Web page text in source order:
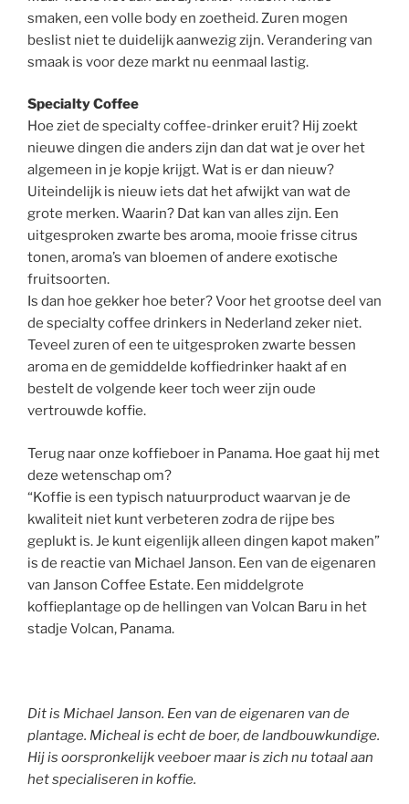
smaken, een volle body en zoetheid. Zuren mogen
beslist niet te duidelijk aanwezig zijn. Verandering van
smaak is voor deze markt nu eenmaal lastig.
Specialty Coffee
Hoe ziet de specialty coffee-drinker eruit? Hij zoekt
nieuwe dingen die anders zijn dan dat wat je over het
algemeen in je kopje krijgt. Wat is er dan nieuw?
Uiteindelijk is nieuw iets dat het afwijkt van wat de
grote merken. Waarin? Dat kan van alles zijn. Een
uitgesproken zwarte bes aroma, mooie frisse citrus
tonen, aroma’s van bloemen of andere exotische
fruitsoorten.
Is dan hoe gekker hoe beter? Voor het grootse deel van
de specialty coffee drinkers in Nederland zeker niet.
Teveel zuren of een te uitgesproken zwarte bessen
aroma en de gemiddelde koffiedrinker haakt af en
bestelt de volgende keer toch weer zijn oude
vertrouwde koffie.
Terug naar onze koffieboer in Panama. Hoe gaat hij met
deze wetenschap om?
“Koffie is een typisch natuurproduct waarvan je de
kwaliteit niet kunt verbeteren zodra de rijpe bes
geplukt is. Je kunt eigenlijk alleen dingen kapot maken”
is de reactie van Michael Janson. Een van de eigenaren
van Janson Coffee Estate. Een middelgrote
koffieplantage op de hellingen van Volcan Baru in het
stadje Volcan, Panama.
Dit is Michael Janson. Een van de eigenaren van de
plantage. Micheal is echt de boer, de landbouwkundige.
Hij is oorspronkelijk veeboer maar is zich nu totaal aan
het specialiseren in koffie.